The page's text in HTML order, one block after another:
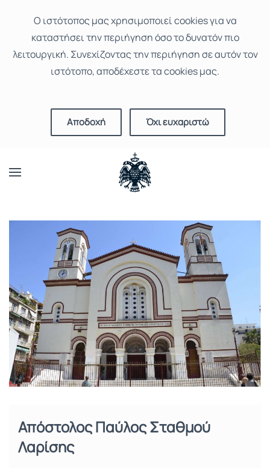
Ο ιστότοπoς μας χρησιμοποιεί cookies για να
καταστήσει την περιήγηση όσο το δυνατόν πιο
λειτουργική. Συνεχίζοντας την περιήγηση σε αυτόν τον
ιστότοπο, αποδέχεστε τα cookies μας.
Αποδοχή Όχι ευχαριστώ
Απόστολος Παύλος Σταθμού
Λαρίσης